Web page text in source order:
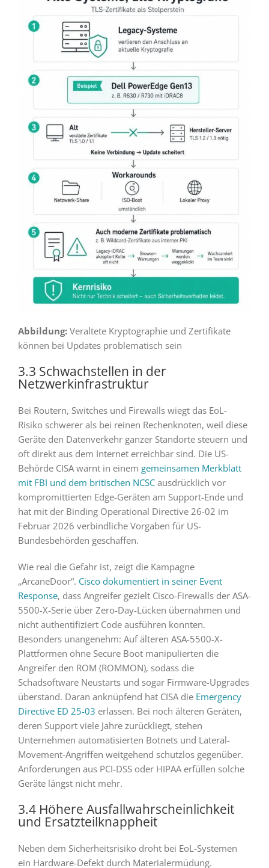
Abbildung: Veraltete Kryptographie und Zertifikate
können bei Updates problematisch sein
3.3 Schwachstellen in der
Netzwerkinfrastruktur
Bei Routern, Switches und Firewalls wiegt das EoL-
Risiko schwerer als bei reinen Rechenknoten, weil diese
Geräte den Datenverkehr ganzer Standorte steuern und
oft direkt aus dem Internet erreichbar sind. Die US-
Behörde CISA warnt in einem gemeinsamen Merkblatt
mit FBI und dem britischen NCSCausdrücklich vor
kompromittierten Edge-Geräten am Support-Ende und
hat mit der Binding Operational Directive 26-02 im
Februar 2026 verbindliche Vorgaben für US-
Bundesbehörden geschaffen.
Wie real die Gefahr ist, zeigt die Kampagne
„ArcaneDoor“. Cisco dokumentiert in seiner Event
Response, dass Angreifer gezielt Cisco-Firewalls der ASA-
5500-X-Serie über Zero-Day-Lücken übernahmen und
nicht authentifiziert Code ausführen konnten.
Besonders unangenehm: Auf älteren ASA-5500-X-
Plattformen ohne Secure Boot manipulierten die
Angreifer den ROM (ROMMON), sodass die
Schadsoftware Neustarts und sogar Firmware-Upgrades
überstand. Daran anknüpfend hat CISA die Emergency
Directive ED 25-03 erlassen. Bei noch älteren Geräten,
deren Support viele Jahre zurückliegt, stehen
Unternehmen automatisierten Botnets und Lateral-
Movement-Angriffen weitgehend schutzlos gegenüber.
Anforderungen aus PCI-DSS oder HIPAA erfüllen solche
Geräte längst nicht mehr.
3.4 Höhere Ausfallwahrscheinlichkeit
und Ersatzteilknappheit
Neben dem Sicherheitsrisiko droht bei EoL-Systemen
ein Hardware-Defekt durch Materialermüdung.